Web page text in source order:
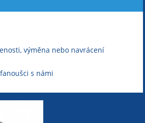
výměna nebo navrácení
fanoušci s námi